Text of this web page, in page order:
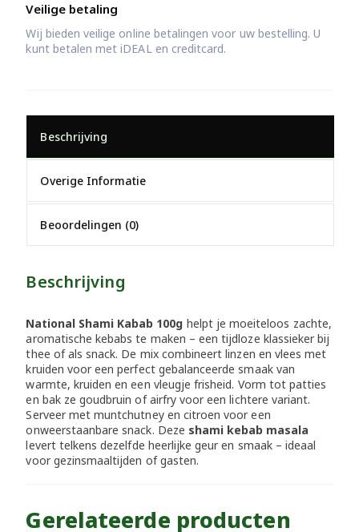
Veilige betaling
Wij bieden veilige online betalingen voor uw bestelling. U
kunt betalen met iDEAL en creditcard.
Beschrijving
Overige Informatie
Beoordelingen (0)
Beschrijving
National Shami Kabab 100g helpt je moeiteloos zachte,
aromatische kebabs te maken – een tijdloze klassieker bij
thee of als snack. De mix combineert linzen en vlees met
kruiden voor een perfect gebalanceerde smaak van
warmte, kruiden en een vleugje frisheid. Vorm tot patties
en bak ze goudbruin of airfry voor een lichtere variant.
Serveer met muntchutney en citroen voor een
onweerstaanbare snack. Deze shami kebab masala
levert telkens dezelfde heerlijke geur en smaak – ideaal
voor gezinsmaaltijden of gasten.
Gerelateerde producten